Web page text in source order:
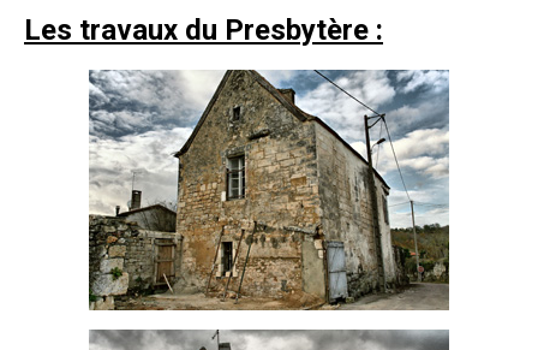
Les travaux du Presbytère :